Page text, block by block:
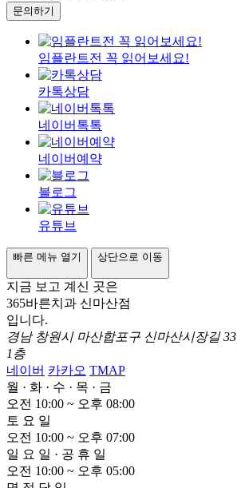
문의하기
임플란트전 꼭 읽어보세요!
카톡상담
네이버톡톡
네이버예약
블로그
유튜브
빠른 메뉴 열기 상단으로 이동
지금 보고 계신 곳은
365바른치과 신마산점
입니다.
경남 창원시 마산합포구 신마산시장길 33,
1층
네이버 카카오 TMAP
월 · 화 · 수 · 목 · 금
오전 10:00 ~ 오후 08:00
토 요 일
오전 10:00 ~ 오후 07:00
일 요 일 · 공 휴 일
오전 10:00 ~ 오후 05:00